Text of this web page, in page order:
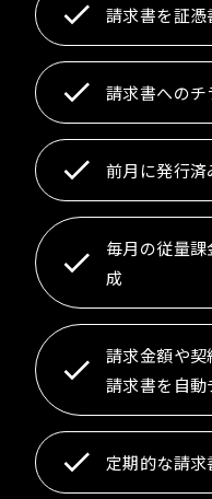
請求書を証憑
請求書への
前月に発行
毎月の従量
成
請求金額や
請求書を自動
定期的な請